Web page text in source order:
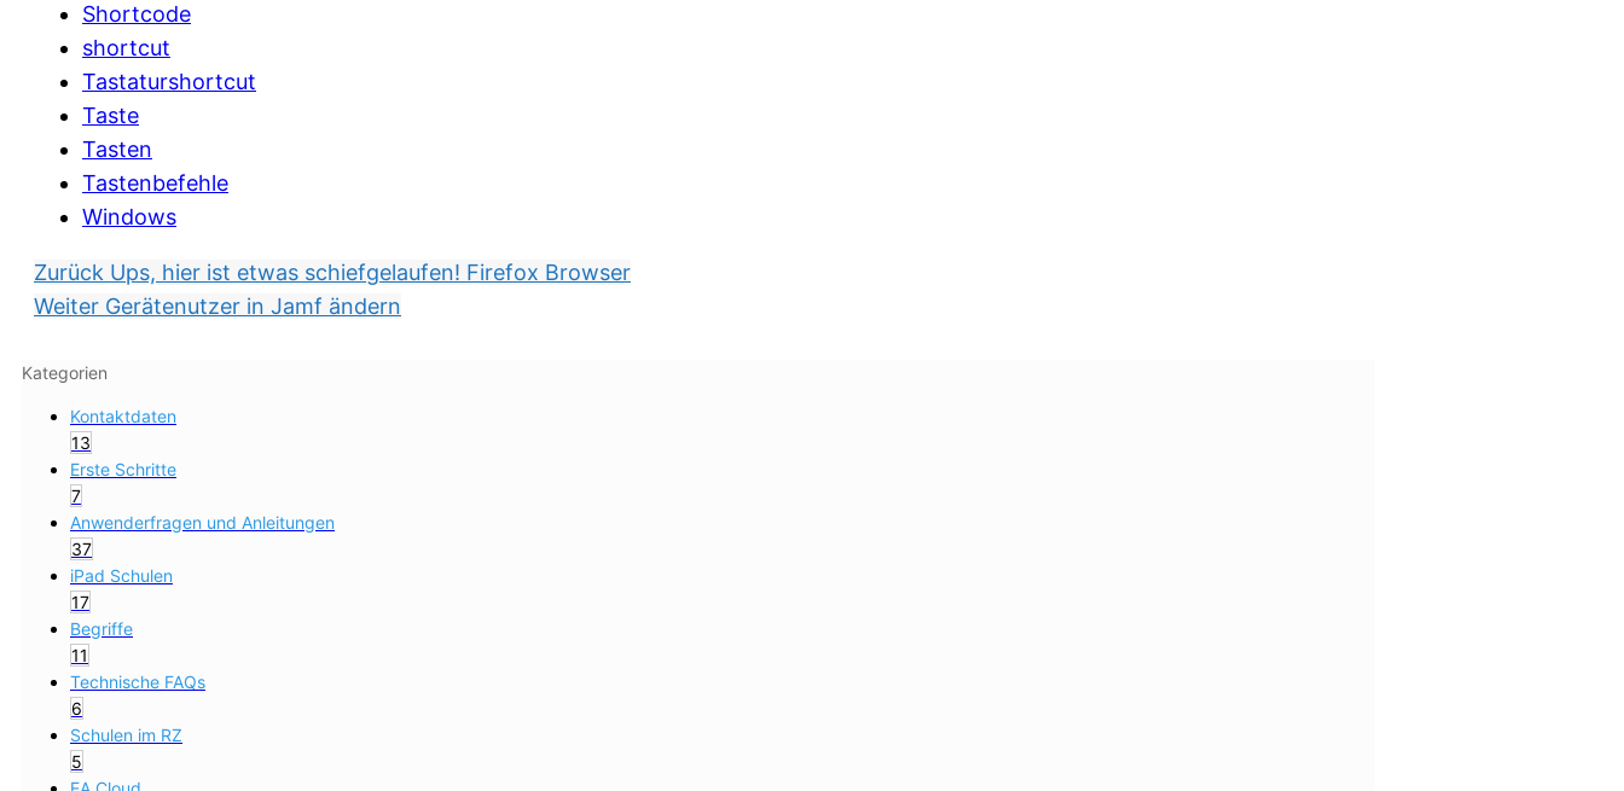
Shortcode
shortcut
Tastaturshortcut
Taste
Tasten
Tastenbefehle
Windows
Zurück Ups, hier ist etwas schiefgelaufen! Firefox Browser
Weiter Gerätenutzer in Jamf ändern
Kategorien
Kontaktdaten
13
Erste Schritte
7
Anwenderfragen und Anleitungen
37
iPad Schulen
17
Begriffe
11
Technische FAQs
6
Schulen im RZ
5